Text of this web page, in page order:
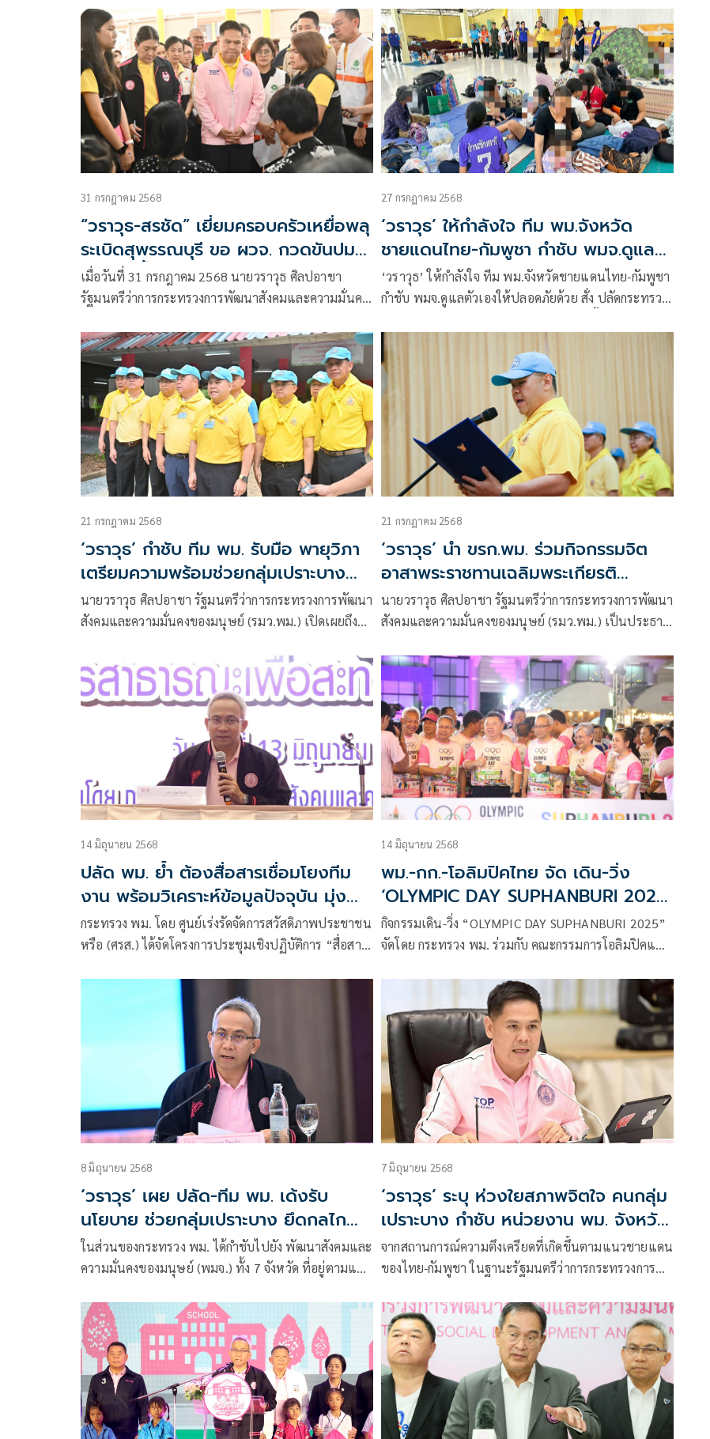
ร้อยเอ็ด เฉลิมพระเกียรติพระบาทสมเด็จพระเจ้าอยู่หัว
เนื่องในโอกาสพระราชพิธีมหามงคลเฉลิม
พระชนมพรรษา 6 รอบ 28 กรกฎาคม 2567
ยั่งยืน”
31 กรกฎาคม 2568
“วราวุธ-สรชัด” เยี่ยมครอบครัวเหยื่อพลุ
ระเบิดสุพรรณบุรี ขอ ผวจ. กวดขันปม
เกิดเหตุซ้ำ วอน กำนันผู้ใหญ่บ้าน ช่วย
เคาะประตูบ้าน มีบ้านไหนประกอบกิจการ
เมื่อวันที่ 31 กรกฎาคม 2568 นายวราวุธ ศิลปอาชา
รัฐมนตรีว่าการกระทรวงการพัฒนาสังคมและความมั่นคง
ไทยพัฒนา จังหวัดสุพรรณบุรี และผู้บริหารกระทรวง พม.
27 กรกฎาคม 2568
‘วราวุธ’ ให้กำลังใจ ทีม พม.จังหวัด
ชายแดนไทย-กัมพูชา กำชับ พมจ.ดูแล
ตัวเองให้ปลอดภัยด้วย สั่ง ปลัด
กระทรวง เตรียมพร้อมหมุนเวียนสับ
‘วราวุธ’ ให้กำลังใจ ทีม พม.จังหวัดชายแดนไทย-กัมพูชา
กำชับ พมจ.ดูแลตัวเองให้ปลอดภัยด้วย สั่ง ปลัดกระทรวง
ย้ำ พม. ช่วยกลุ่มเปราะบาง อพยพเข้าศูนย์พักพิง รับ
รายงาน ขาดแคลน นมผงเด็ก ผ้าอ้อมผู้ใหญ่ ยารักษาโรค
21 กรกฎาคม 2568
‘วราวุธ’ กำชับ ทีม พม. รับมือ พายุวิภา
เตรียมความพร้อมช่วยกลุ่มเปราะบาง
ยามวิกฤต
นายวราวุธ ศิลปอาชา รัฐมนตรีว่าการกระทรวงการพัฒนา
สังคมและความมั่นคงของมนุษย์ (รมว.พม.) เปิดเผยถึง
สู่ประเทศไทย อาจส่งผลกระทบหลายพื้นที่ในภาคเหนือ
และภาคตะวันออกเฉียงเหนือ ทำให้มีฝนหนักถึงหนักมาก
ปริมาณฝนที่ตกลงมาจะมีปริมาณมากขึ้น ว่า ตนมีความ
ห่วงใยพี่น้องกลุ่มเปราะบาง และประชาชนในพื้นที่ต่างๆ
ที่อาจได้รับผลกระทบดังกล่าว
21 กรกฎาคม 2568
‘วราวุธ’ นำ ขรก.พม. ร่วมกิจกรรมจิต
อาสาพระราชทานเฉลิมพระเกียรติ
พระบาทสมเด็จพระเจ้าอยู่หัว พร้อม เปิด
ระบบประปาบาดาล-พลังงานแสงอาทิตย์
นายวราวุธ ศิลปอาชา รัฐมนตรีว่าการกระทรวงการพัฒนา
สังคมและความมั่นคงของมนุษย์ (รมว.พม.) เป็นประธาน
วันเฉลิมพระชนมพรรษาพระบาทสมเด็จพระปรเมนทร
รามาธิบดีศรีสินทร มหาวชิราลงกรณ พระวชิรเกล้าเจ้าอยู่
หัว 28 กรกฎาคม 2568 พร้อมทั้งเป็นประธานเปิด
โครงการอันเนื่องมาจากพระราชดำริ ระบบประปาบาดาล
ระบบสูบน้ำบาดาล ด้วยพลังงานแสงอาทิตย์ ของศูนย์
พัฒนาการจัดสวัสดิการสังคมผู้สูงอายุจังหวัดปทุมธานี
14 มิถุนายน 2568
ปลัด พม. ย้ำ ต้องสื่อสารเชื่อมโยงทีม
งาน พร้อมวิเคราะห์ข้อมูลปัจจุบัน มุ่ง
ช่วยเหลือกลุ่มเปราะบางได้ทันท่วงที
กระทรวง พม. โดย ศูนย์เร่งรัดจัดการสวัสดิภาพประชาชน
หรือ (ศรส.) ได้จัดโครงการประชุมเชิงปฏิบัติการ “สื่อสาร
14 มิถุนายน 2568
พม.-กก.-โอลิมปิคไทย จัด เดิน-วิ่ง
‘OLYMPIC DAY SUPHANBURI 2025’
ส่งเสริมทุกเพศทุกวัย ออกกำลังกาย
ฉลองวันโอลิมปิกสากล
กิจกรรมเดิน-วิ่ง “OLYMPIC DAY SUPHANBURI 2025”
จัดโดย กระทรวง พม. ร่วมกับ คณะกรรมการโอลิมปิคแห่ง
สุพรรณบุรี รวมถึงหน่วยงานพันธมิตรทั้งภาครัฐและ
เอกชน เพื่อร่วมเฉลิมฉลองวันโอลิมปิกสากล (Olympic
Day) ซึ่งตรงกับวันที่ 23 มิถุนายนของทุกปี และส่งเสริม
ให้คนไทยออกกำลังกายตามนโยบายโอลิมปิกสากล อีกทั้ง
เป็นการส่งเสริมความเท่าเทียม
8 มิถุนายน 2568
‘วราวุธ’ เผย ปลัด-ทีม พม. เด้งรับ
นโยบาย ช่วยกลุ่มเปราะบาง ยึดกลไก
ศบปภ. กำชับทีม พม. 7 จว.ชายแดน
ไทย-กัมพูชา ทำงานร่วมหน่วยงานใน
ในส่วนของกระทรวง พม. ได้กำชับไปยัง พัฒนาสังคมและ
ความมั่นคงของมนุษย์ (พมจ.) ทั้ง 7 จังหวัด ที่อยู่ตามแนว
โดยนำข้อมูลจากฝ่ายความมั่นคง มาประเมินสอดคล้องกับ
ข้อมูลของกระทรวง พม. เพื่อให้ทราบว่าพื้นที่ตรงไหน ที่
เป็นพื้นที่มีความเสี่ยงต่อกลุ่มเปราะบาง และกลุ่มเป้า
หมายของกระทรวง พม. เพื่อให้ พมจ. และทีม พม.หนึ่ง
เดียว ทั้ง 7 จังหวัด ประสานงานกับหน่วยงานต่างๆ ใน
พื้นที่
7 มิถุนายน 2568
‘วราวุธ’ ระบุ ห่วงใยสภาพจิตใจ คนกลุ่ม
เปราะบาง กำชับ หน่วยงาน พม. จังหวัด
ชายแดน ไทย-กัมพูชา เข้ม แนวทาง
ปฏิบัติงานของ ศบปภ.
จากสถานการณ์ความตึงเครียดที่เกิดขึ้นตามแนวชายแดน
ของไทย-กัมพูชา ในฐานะรัฐมนตรีว่าการกระทรวงการ
กระทรวง พม. กำชับไปยังเจ้าหน้าที่หน่วยงานในสังกัด
กระทรวง พม. ที่ปฏิบัติงานอยู่ในจังหวัดที่อยู่ติดชายแดน
ดังกล่าว ให้ปฏิบัติตามแนวทางปฏิบัติงานของศูนย์
บริหารการดูแลกลุ่มเปราะบางจากภัยพิบัติ (ศบปภ.) อย่าง
เข้มงวด เนื่องจากภัยอันเกิดจากความไม่สงบถือเป็นภัย
พิบัติอย่างหนึ่ง